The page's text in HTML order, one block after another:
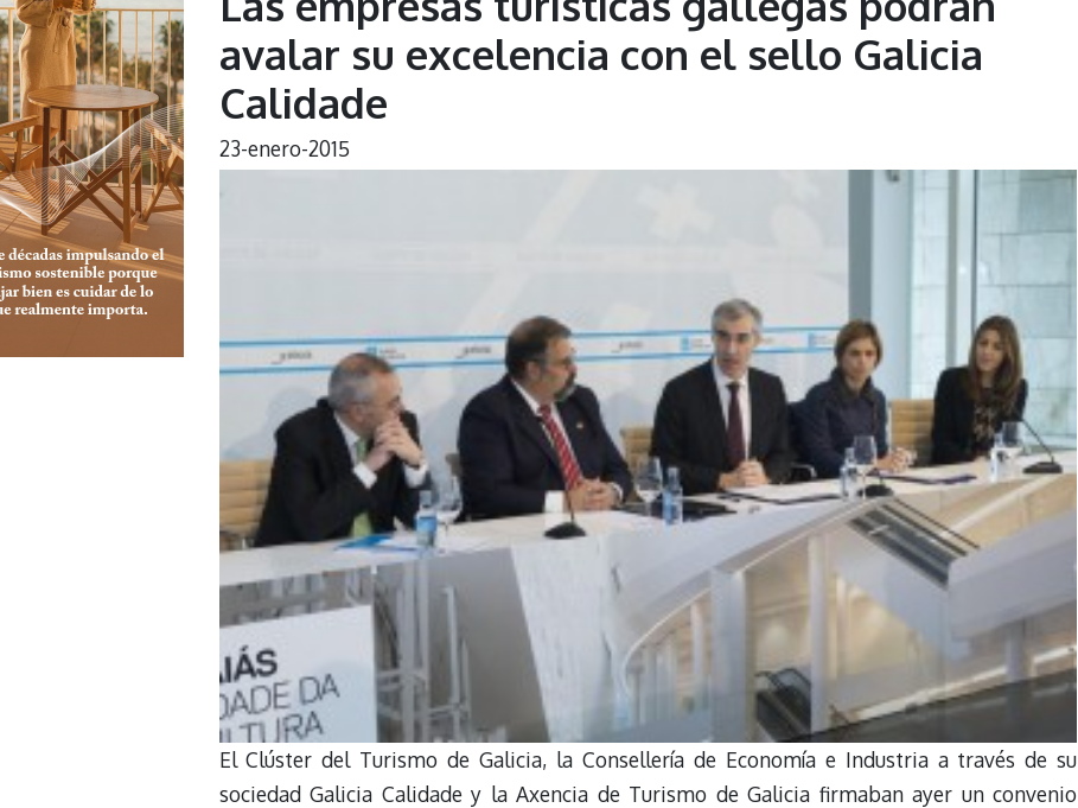
avalar su excelencia con el sello Galicia
Calidade
23-enero-2015
El Clúster del Turismo de Galicia, la Consellería de Economía e Industria a través de su
sociedad Galicia Calidade y la Axencia de Turismo de Galicia firmaban ayer un convenio